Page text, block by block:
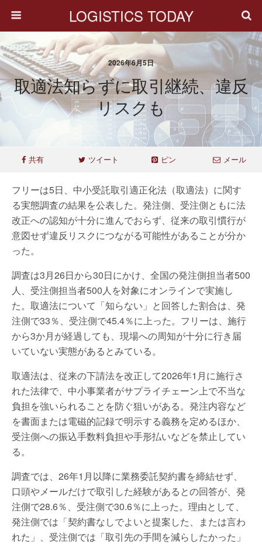
LOGISTICS TODAY
2026年6月5日
取適法知らずに取引継続、違反
リスクも
共有 ツイート ピン メール
フリーは5日、中小受託取引適正化法（取適法）に関す
る実態調査の結果を公表した。発注側、受注側ともに法
改正への認知が十分に進んでおらず、従来の取引慣行が
意図せず違反リスクにつながる可能性があることが分か
った。
調査は3月26日から30日にかけ、全国の発注側担当者500
人、受注側担当者500人を対象にオンラインで実施し
た。取適法について「知らない」と回答した割合は、発
注側で33％、受注側で45.4％に上った。フリーは、施行
から3か月が経過しても、現場への周知が十分に行き届
いていない実態があるとみている。
取適法は、従来の下請法を改正して2026年1月に施行さ
れた法律で、中小事業者がサプライチェーン上で不当な
負担を強いられることを防ぐ狙いがある。発注内容など
を書面または電磁的記録で明示する義務を定めるほか、
受注側への振込手数料負担や手形払いなどを禁止してい
る。
調査では、26年1月以降に業務委託契約書を締結せず、
口頭やメールだけで取引した経験があるとの回答が、発
注側で28.6％、受注側で30.6％に上った。理由として、
発注側では「契約書なしでよいと提案した、または言わ
れた」、受注側では「取引先の手間を減らしたかった」